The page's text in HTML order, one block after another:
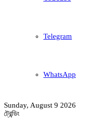
Telegram
WhatsApp
Sunday, August 9 2026
ট্রেন্ডিং